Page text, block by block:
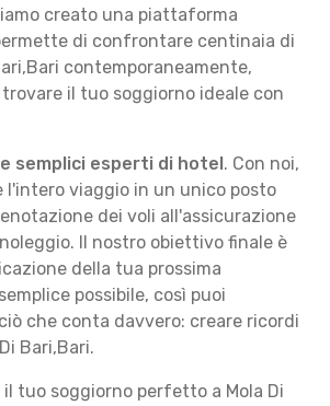
creato una piattaforma
di confrontare centinaia di
contemporaneamente,
il tuo soggiorno ideale con
semplici esperti di hotel. Con noi,
l'intero viaggio in un unico posto
dei voli all'assicurazione
Il nostro obiettivo finale è
della tua prossima
possibile, così puoi
che conta davvero: creare ricordi
Bari,Bari.
tuo soggiorno perfetto a Mola Di